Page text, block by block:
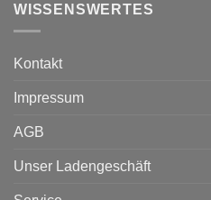
WISSENSWERTES
Kontakt
Impressum
AGB
Unser Ladengeschäft